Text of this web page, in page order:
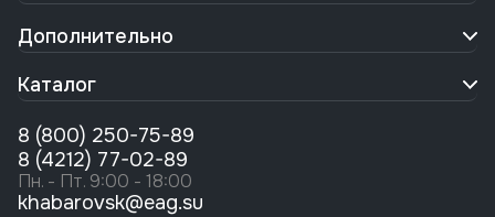
Дополнительно
Каталог
8 (800) 250-75-89
8 (4212) 77-02-89
Пн. - Пт. 9:00 - 18:00
khabarovsk@eag.su